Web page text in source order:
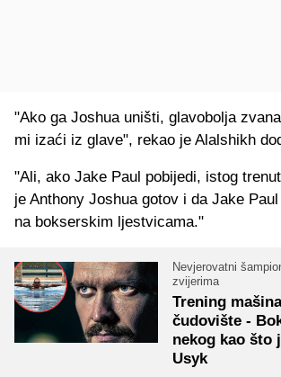
"Ako ga Joshua uništi, glavobolja
mi izaći iz glave", rekao je Alalshikh
"Ali, ako Jake Paul pobijedi, istog
je Anthony Joshua gotov i da Jake
na bokserskim ljestvicama."
Nevjerovatni
zvijerima
Trening
čudovište -
nekog kao što
Usyk